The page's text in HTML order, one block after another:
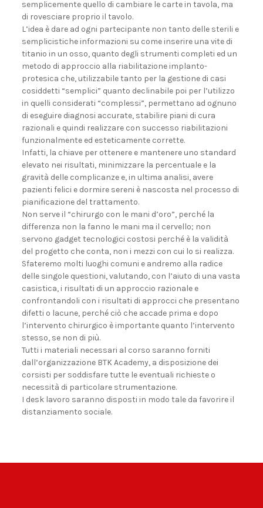
semplicemente quello di cambiare le carte in tavola, ma
di rovesciare proprio il tavolo.
L’idea è dare ad ogni partecipante non tanto delle sterili e
semplicistiche informazioni su come inserire una vite di
titanio in un osso, quanto degli strumenti completi ed un
metodo di approccio alla riabilitazione implanto-
protesica che, utilizzabile tanto per la gestione di casi
cosiddetti “semplici” quanto declinabile poi per l’utilizzo
in quelli considerati “complessi”, permettano ad ognuno
di eseguire diagnosi accurate, stabilire piani di cura
razionali e quindi realizzare con successo riabilitazioni
funzionalmente ed esteticamente corrette.
Infatti, la chiave per ottenere e mantenere uno standard
elevato nei risultati, minimizzare la percentuale e la
gravità delle complicanze e, in ultima analisi, avere
pazienti felici e dormire sereni è nascosta nel processo di
pianificazione del trattamento.
Non serve il “chirurgo con le mani d’oro”, perché la
differenza non la fanno le mani ma il cervello; non
servono gadget tecnologici costosi perché è la validità
del progetto che conta, non i mezzi con cui lo si realizza.
Sfateremo molti luoghi comuni e andremo alla radice
delle singole questioni, valutando, con l’aiuto di una vasta
casistica, i risultati di un approccio razionale e
confrontandoli con i risultati di approcci che presentano
difetti o lacune, perché ciò che accade prima e dopo
l’intervento chirurgico è importante quanto l’intervento
stesso, se non di più.
Tutti i materiali necessari al corso saranno forniti
dall’organizzazione BTK Academy, a disposizione dei
corsisti per soddisfare tutte le eventuali richieste o
necessità di particolare strumentazione.
I desk lavoro saranno disposti in modo tale da favorire il
distanziamento sociale.